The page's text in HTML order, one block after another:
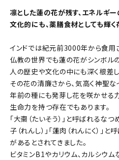
凛とした蓮の花が残す、エネルギー
文化的にも、薬膳食材としても輝く
インドでは紀元前3000年から食用
仏教の世界でも蓮の花がシンボル
人の歴史や文化の中にも深く根差
その花の清廉さから、気高く神聖
年前の種にも発芽し花を咲かせる
生命力を持つ存在でもあります。
「大棗（たいそう）」と呼ばれるなつ
子（れんし）」「蓮肉（れんにく）」
があるとされてきました。
ビタミンB1やカリウム、カルシウ